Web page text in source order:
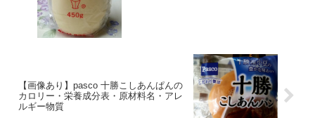
【画像あり】pasco 十勝こしあんぱんの
カロリー・栄養成分表・原材料名・アレ
ルギー物質